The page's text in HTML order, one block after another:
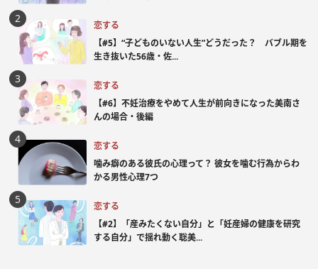
恋する
【#5】“子どものいない人生”どうだった？ バブル期を
生き抜いた56歳・佐...
恋する
【#6】不妊治療をやめて人生が前向きになった美南さ
んの場合・後編
恋する
噛み癖のある彼氏の心理って？ 彼女を噛む行為からわ
かる男性心理7つ
恋する
【#2】「産みたくない自分」と「妊産婦の健康を研究
する自分」で揺れ動く聡美...